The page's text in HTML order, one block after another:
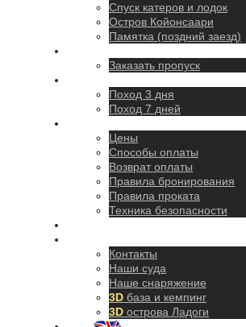
Спуск катеров и лодок
Остров Койонсаари
Памятка (поздний заезд)
Заказать пропуск
Поход 3 дня
Поход 7 дней
Цены
Способы оплаты
Возврат оплаты
Правила бронирования
Правила проката
Техника безопасности
Контакты
Наши суда
Наше снаряжение
3D база и кемпинг
3D острова Ладоги